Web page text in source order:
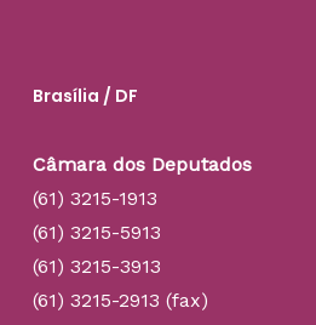
Brasília / DF
Câmara dos Deputados
(61) 3215-1913
(61) 3215-5913
(61) 3215-3913
(61) 3215-2913 (fax)